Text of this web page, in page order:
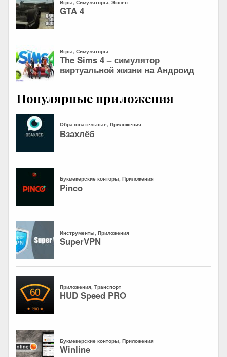
Популярные приложения